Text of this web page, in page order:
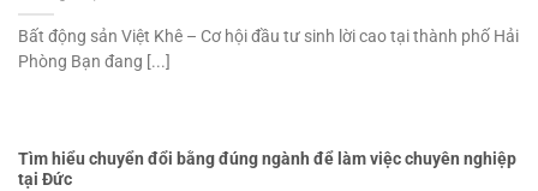
Bất động sản Việt Khê – Cơ hội đầu tư sinh lời cao tại thành phố Hải
Phòng Bạn đang [...]
Tìm hiểu chuyển đổi bằng đúng ngành để làm việc chuyên nghiệp
tại Đức